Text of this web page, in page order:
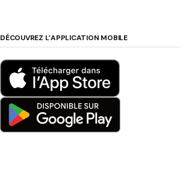
DÉCOUVREZ L’APPLICATION MOBILE